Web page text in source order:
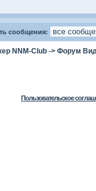
сообщения:
NNM-Club -> Форум
Пользовательское